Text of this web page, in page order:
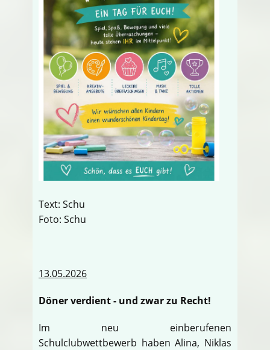
Text: Schu
Foto: Schu
13.05.2026
Döner verdient - und zwar zu Recht!
Im neu einberufenen
Schulclubwettbewerb haben Alina, Niklas